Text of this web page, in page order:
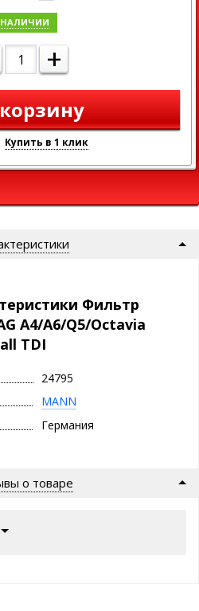
НАЛИЧИИ
+
Купить в 1 клик
Фильтр
A4/A6/Q5/Octavia
TDI
24795
MANN
Германия
о товаре